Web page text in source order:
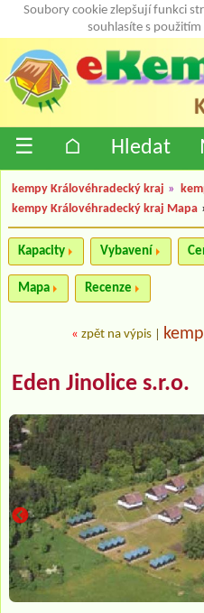
Soubory cookie zlepšují funkci
souhlasíte s použitím
☰ ⌂ Hledat
kempy Královéhradecký kraj »
kempy Královéhradecký kraj Mapa
Kapacity Vybavení
Mapa Recenze
« zpět na výpis
Eden Jinolice s.r.o.